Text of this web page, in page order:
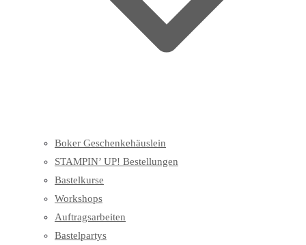
Boker Geschenkehäuslein
STAMPIN’ UP! Bestellungen
Bastelkurse
Workshops
Auftragsarbeiten
Bastelpartys